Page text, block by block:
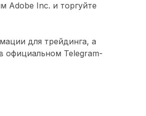
Adobe Inc. и торгуйте
для трейдинга, а
официальном Telegram-